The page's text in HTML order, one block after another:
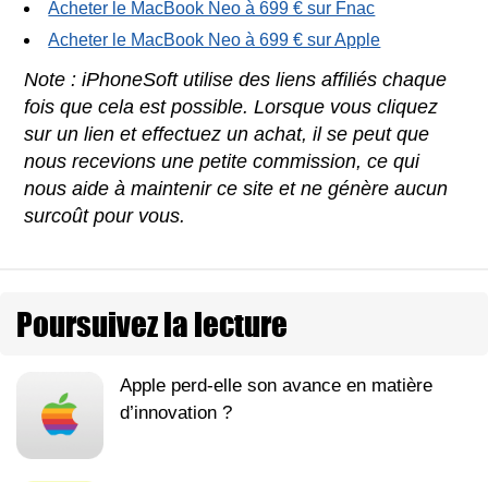
Acheter le MacBook Neo à 699 € sur Fnac
Acheter le MacBook Neo à 699 € sur Apple
Note : iPhoneSoft utilise des liens affiliés chaque
fois que cela est possible. Lorsque vous cliquez
sur un lien et effectuez un achat, il se peut que
nous recevions une petite commission, ce qui
nous aide à maintenir ce site et ne génère aucun
surcoût pour vous.
Poursuivez la lecture
Apple perd-elle son avance en matière
d’innovation ?